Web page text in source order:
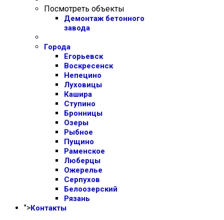
Посмотреть объекты
Демонтаж бетонного
завода
Города
Егорьевск
Воскресенск
Непецино
Луховицы
Кашира
Ступино
Бронницы
Озеры
Рыбное
Пущино
Раменское
Люберцы
Ожерелье
Серпухов
Белоозерский
Рязань
">Контакты